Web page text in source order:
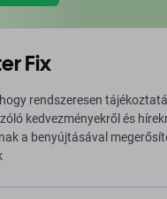
Fix
rendszeresen
kedvezményekről és
a benyújtásával